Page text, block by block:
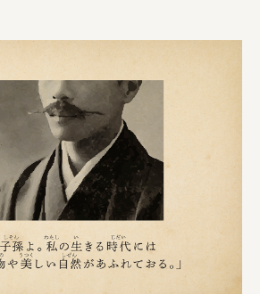
クノロジズ株式会社
株式会社
若草幼稚園